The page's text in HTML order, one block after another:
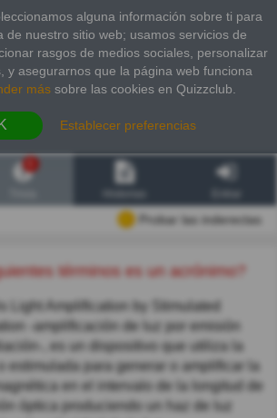
alguna información sobre ti para
de nuestro sitio web; usamos servicios de
rasgos de medios sociales, personalizar
y asegurarnos que la página web funciona
más sobre las cookies en Quizzclub.
Establecer preferencias
Probar las inderectas
términos es un acrónimo?
Light Amplification by Stimulated
-amplificación de luz por emisión
, es un dispositivo que utiliza la
estimulada para generar o amplificar la
en el intervalo de la longitud de
óptica produciendo un haz de luz